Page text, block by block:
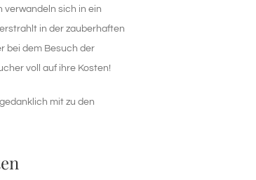
verwandeln sich in ein
in der zauberhaften
bei dem Besuch der
voll auf ihre Kosten!
mit zu den